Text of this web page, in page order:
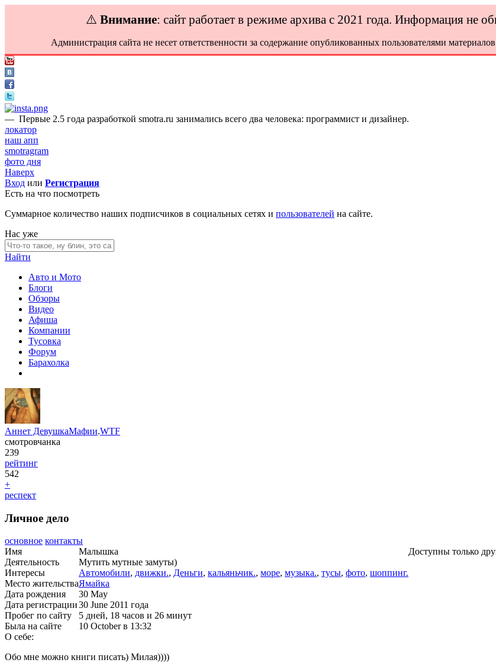
⚠️ Внимание: сайт работает в режиме архива с 2021 года. Информация не
Администрация сайта не несет ответственности за содержание опубликованных пользователями
— Первые 2.5 года разработкой smotra.ru занимались всего два человека: программист и дизайнер.
локатор
наш апп
smotragram
фото дня
Наверх
Вход или Регистрация
Есть на что посмотреть
Суммарное количество наших подписчиков в социальных сетях и пользователей на сайте.
Нас уже
Найти
Авто и Мото
Блоги
Обзоры
Видео
Афиша
Компании
Тусовка
Форум
Барахолка
Аннет ДевушкаМафии.WTF
смотровчанка
239
рейтинг
542
+
респект
Личное дело
основное контакты
Имя
Малышка
Деятельность
Мутить мутные замуты)
Интересы
Автомобили, движки., Деньги, кальяньчик., море, музыка., тусы, фото, шоппинг.
Место жительстваЯмайка
Дата рождения
30 May
Дата регистрации30 June 2011 года
Пробег по сайту
5 дней, 18 часов и 26 минут
Была на сайте
10 October в 13:32
Доступны только
О себе:
Обо мне можно книги писать) Милая))))